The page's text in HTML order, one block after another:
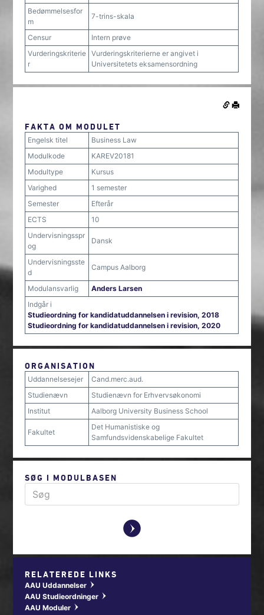
Bedømmelsesfor
m
7-trins-skala
Censur
Intern prøve
Vurderingskriterie
r
Vurderingskriterierne er angivet i
Universitetets eksamensordning
FAKTA OM MODULET
Engelsk titel
Business Law
Modulkode
KAREV20181
Modultype
Kursus
Varighed
1 semester
Semester
Efterår
ECTS
10
Undervisningsspr
og
Dansk
Undervisningsste
d
Campus Aalborg
Modulansvarlig
Anders Larsen
Indgår i
Studieordning for kandidatuddannelsen i revision, 2018
Studieordning for kandidatuddannelsen i revision, 2020
ORGANISATION
Uddannelsesejer
Cand.merc.aud.
Studienævn
Studienævn for Erhvervsøkonomi
Institut
Aalborg University Business School
Fakultet
Det Humanistiske og
Samfundsvidenskabelige Fakultet
SØG I MODULBASEN
y
RELATEREDE LINKS
AAU Uddannelser w
AAU Studieordninger w
AAU Moduler w